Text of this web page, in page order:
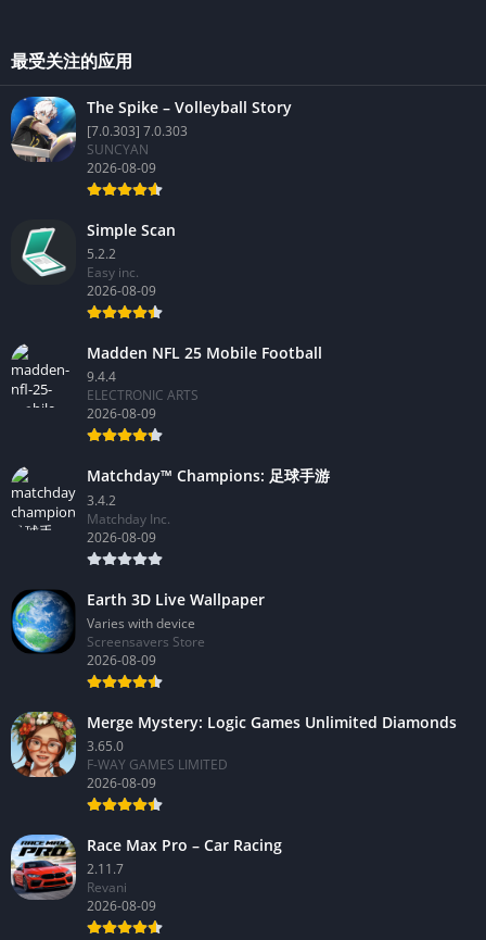
最受关注的应用
The Spike – Volleyball Story
[7.0.303] 7.0.303
SUNCYAN
2026-08-09
Simple Scan
5.2.2
Easy inc.
2026-08-09
Madden NFL 25 Mobile Football
9.4.4
ELECTRONIC ARTS
2026-08-09
Matchday™ Champions: 足球手游
3.4.2
Matchday Inc.
2026-08-09
Earth 3D Live Wallpaper
Varies with device
Screensavers Store
2026-08-09
Merge Mystery: Logic Games Unlimited Diamonds
3.65.0
F-WAY GAMES LIMITED
2026-08-09
Race Max Pro – Car Racing
2.11.7
Revani
2026-08-09